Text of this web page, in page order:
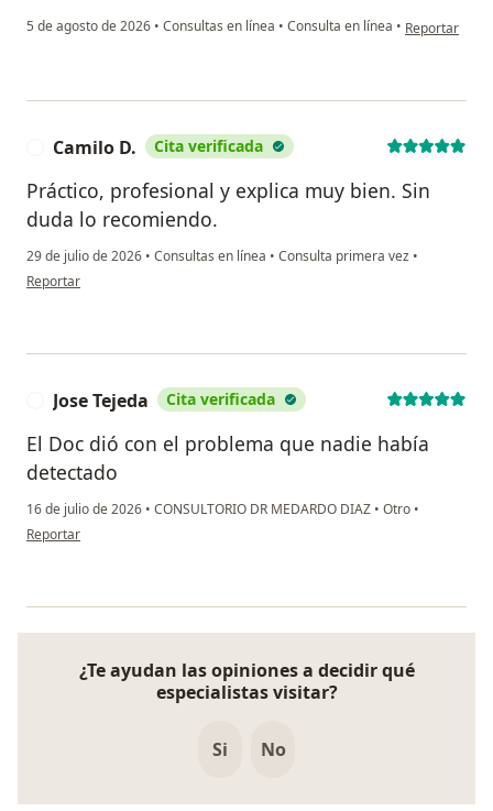
5 de agosto de 2026 • Consultas en línea • Consulta en línea • en opinión
Reportar
Camilo D. Cita verificada
Práctico, profesional y explica muy bien. Sin
duda lo recomiendo.
29 de julio de 2026 • Consultas en línea • Consulta primera vez •
en opinión del usuario Camilo D.
Reportar
Jose Tejeda Cita verificada
El Doc dió con el problema que nadie había
detectado
16 de julio de 2026 • CONSULTORIO DR MEDARDO DIAZ • Otro •
en opinión del usuario Jose Tejeda
Reportar
¿Te ayudan las opiniones a decidir qué
especialistas visitar?
Si No